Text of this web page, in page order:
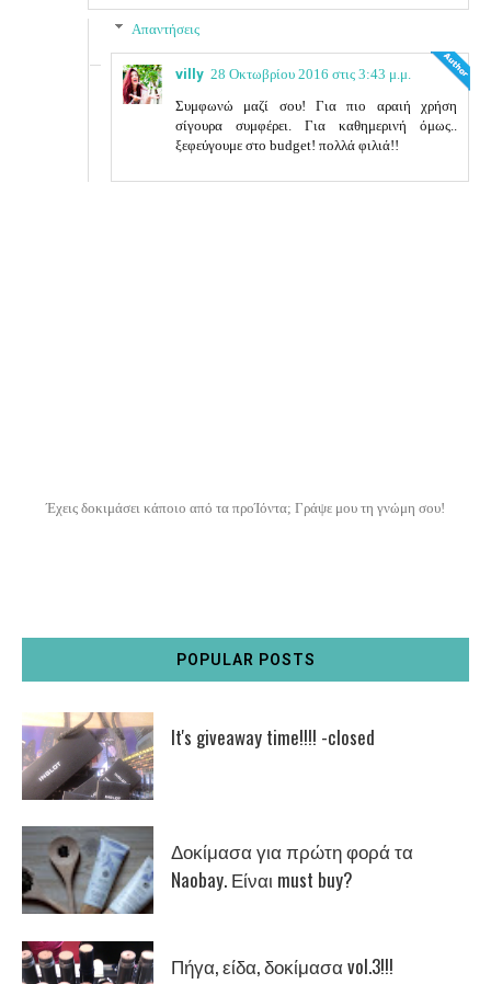
Απαντήσεις
villy 28 Οκτωβρίου 2016 στις 3:43 μ.μ.
Συμφωνώ μαζί σου! Για πιο αραιή χρήση
σίγουρα συμφέρει. Για καθημερινή όμως..
ξεφεύγουμε στο budget! πολλά φιλιά!!
Έχεις δοκιμάσει κάποιο από τα προΊόντα; Γράψε μου τη γνώμη σου!
POPULAR POSTS
It's giveaway time!!!! -closed
Δοκίμασα για πρώτη φορά τα
Naobay. Είναι must buy?
Πήγα, είδα, δοκίμασα vol.3!!!